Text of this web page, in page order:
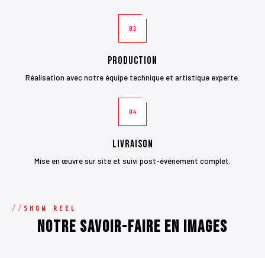
03
Production
Réalisation avec notre équipe technique et artistique experte.
04
Livraison
Mise en œuvre sur site et suivi post-événement complet.
SHOW REEL
Notre savoir-faire en images